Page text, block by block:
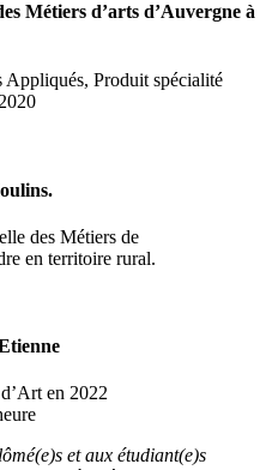
Métiers d’arts d’Auvergne à
Produit spécialité
des Métiers de
en territoire rural.
en 2022
et aux étudiant(e)s